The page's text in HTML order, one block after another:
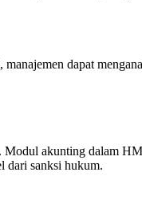
dapat
akunting dalam
dari sanksi hukum.